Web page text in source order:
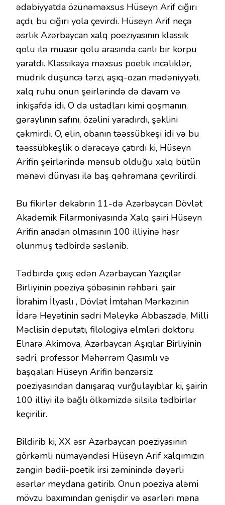
ədəbiyyatda özünəməxsus Hüseyn Arif cığırı
açdı, bu cığırı yola çevirdi. Hüseyn Arif neçə
əsrlik Azərbaycan xalq poeziyasının klassik
qolu ilə müasir qolu arasında canlı bir körpü
yaratdı. Klassikaya məxsus poetik incəliklər,
müdrik düşüncə tərzi, aşıq-ozan mədəniyyəti,
xalq ruhu onun şeirlərində də davam və
inkişafda idi. O da ustadları kimi qoşmanın,
gəraylının safını, özəlini yaradırdı, şəklini
çəkmirdi. O, elin, obanın təəssübkeşi idi və bu
təəssübkeşlik o dərəcəyə çatırdı ki, Hüseyn
Arifin şeirlərində mənsub olduğu xalq bütün
mənəvi dünyası ilə baş qəhrəmana çevrilirdi.
Bu fikirlər dekabrın 11-də Azərbaycan Dövlət
Akademik Filarmoniyasında Xalq şairi Hüseyn
Arifin anadan olmasının 100 illiyinə həsr
olunmuş tədbirdə səslənib.
Tədbirdə çıxış edən Azərbaycan Yazıçılar
Birliyinin poeziya şöbəsinin rəhbəri, şair
İbrahim İlyaslı , Dövlət İmtahan Mərkəzinin
İdarə Heyətinin sədri Məleykə Abbaszadə, Milli
Məclisin deputatı, filologiya elmləri doktoru
Elnarə Akimova, Azərbaycan Aşıqlar Birliyinin
sədri, professor Məhərrəm Qasımlı və
başqaları Hüseyn Arifin bənzərsiz
poeziyasından danışaraq vurğulayıblar ki, şairin
100 illiyi ilə bağlı ölkəmizdə silsilə tədbirlər
keçirilir.
Bildirib ki, XX əsr Azərbaycan poeziyasının
görkəmli nümayəndəsi Hüseyn Arif xalqımızın
zəngin bədii-poetik irsi zəminində dəyərli
əsərlər meydana gətirib. Onun poeziya aləmi
mövzu baxımından genişdir və əsərləri məna